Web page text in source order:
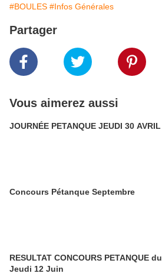
#BOULES #Infos Générales
Partager
Vous aimerez aussi
JOURNÉE PETANQUE JEUDI 30 AVRIL
Concours Pétanque Septembre
RESULTAT CONCOURS PETANQUE du
Jeudi 12 Juin